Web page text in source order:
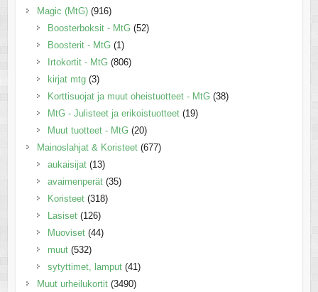
Magic (MtG) (916)
Boosterboksit - MtG (52)
Boosterit - MtG (1)
Irtokortit - MtG (806)
kirjat mtg (3)
Korttisuojat ja muut oheistuotteet - MtG (38)
MtG - Julisteet ja erikoistuotteet (19)
Muut tuotteet - MtG (20)
Mainoslahjat & Koristeet (677)
aukaisijat (13)
avaimenperät (35)
Koristeet (318)
Lasiset (126)
Muoviset (44)
muut (532)
sytyttimet, lamput (41)
Muut urheilukortit (3490)